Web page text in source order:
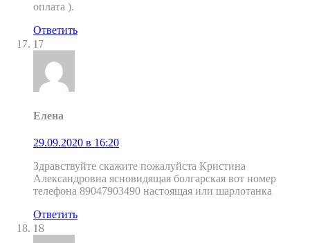
оплата ).
Ответить
17
Елена
29.09.2020 в 16:20
Здравствуйте скажите пожалуйста Кристина
Александровна ясновидящая болгарская вот номер
телефона 89047903490 настоящая или шарлотанка
Ответить
18